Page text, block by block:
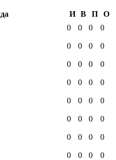
И В П
О
0 0 0 0
0 0 0 0
0 0 0 0
0 0 0 0
0 0 0 0
0 0 0 0
0 0 0 0
0 0 0 0